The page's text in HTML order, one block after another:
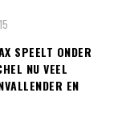
SPEELT ONDER
NU VEEL
EN